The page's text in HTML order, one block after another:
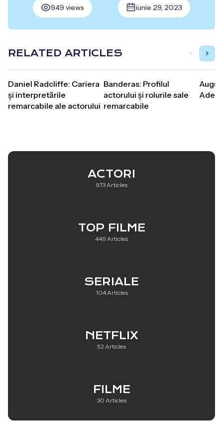
949 views iunie 29, 2023
RELATED ARTICLES
Daniel Radcliffe: Cariera
și interpretările
remarcabile ale actorului
Banderas: Profilul
actorului și rolurile sale
remarcabile
ACTORI
973 Articles
TOP FILME
449 Articles
SERIALE
104 Articles
NETFLIX
52 Articles
FILME
30 Articles